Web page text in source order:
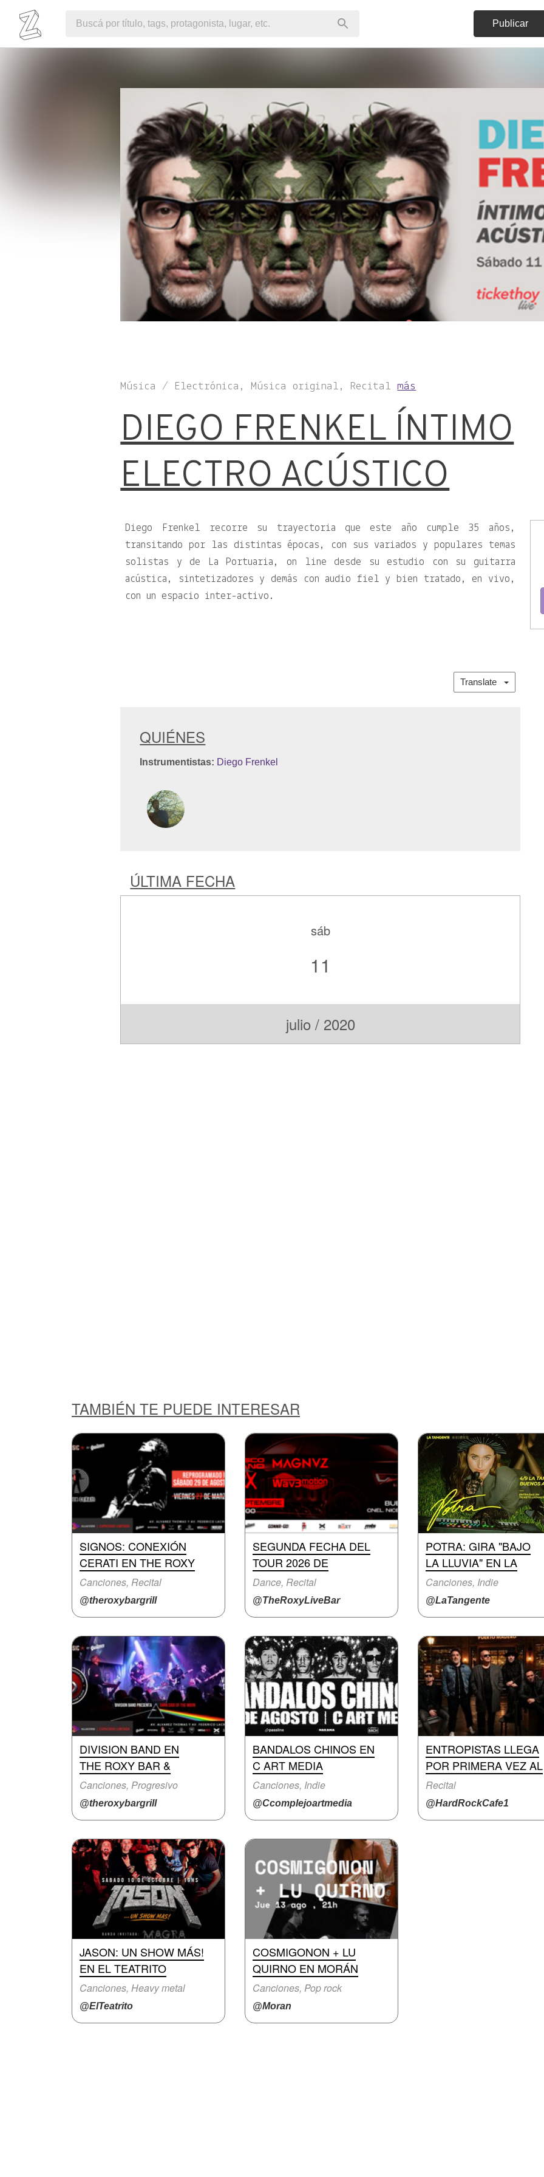
Publicar
Música / Electrónica, Música original, Recitalmás
DIEGO FRENKEL ÍNTIMO
ELECTRO ACÚSTICO
Diego Frenkel recorre su trayectoria que este año cumple 35 años,
transitando por las distintas épocas, con sus variados y populares temas
solistas y de La Portuaria, on line desde su estudio con su guitarra
acústica, sintetizadores y demás con audio fiel y bien tratado, en vivo,
con un espacio inter-activo.
Translate
QUIÉNES
Instrumentistas: Diego Frenkel
ÚLTIMA FECHA
sáb
11
julio / 2020
TAMBIÉN TE PUEDE INTERESAR
SIGNOS: CONEXIÓN
CERATI EN THE ROXY
Canciones, Recital
@theroxybargrill
SEGUNDA FECHA DEL
TOUR 2026 DE
Dance, Recital
@TheRoxyLiveBar
POTRA: GIRA "BAJO
LA LLUVIA" EN LA
Canciones, Indie
@LaTangente
DIVISION BAND EN
THE ROXY BAR &
Canciones, Progresivo
@theroxybargrill
BANDALOS CHINOS EN
C ART MEDIA
Canciones, Indie
@Ccomplejoartmedia
ENTROPISTAS LLEGA
POR PRIMERA VEZ AL
Recital
@HardRockCafe1
JASON: UN SHOW MÁS!
EN EL TEATRITO
Canciones, Heavy metal
@ElTeatrito
COSMIGONON + LU
QUIRNO EN MORÁN
Canciones, Pop rock
@Moran